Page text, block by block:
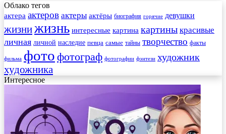
Облако тегов
актера актеров актеры актёры биография горячие девушки
жизнижизнь интересные картина картины красивые
личная личной наследие певца самые тайны творчество факты
фильма фото фотограф фотографии фэнтези художник
художника
Интересное